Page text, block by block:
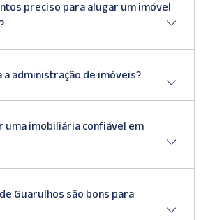
preciso para alugar um imóvel
a administração de imóveis?
uma imobiliária confiável em
Guarulhos são bons para